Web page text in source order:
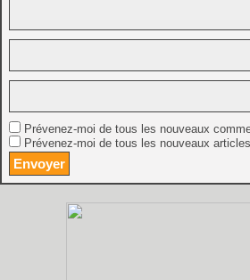
Prévenez-moi de tous les nouveaux
Prévenez-moi de tous les nouveaux